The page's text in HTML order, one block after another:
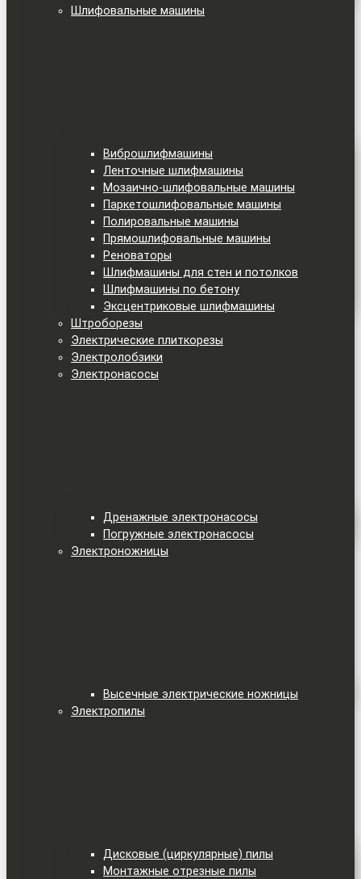
Шлифовальные машины
Виброшлифмашины
Ленточные шлифмашины
Мозаично-шлифовальные машины
Паркетошлифовальные машины
Полировальные машины
Прямошлифовальные машины
Реноваторы
Шлифмашины для стен и потолков
Шлифмашины по бетону
Эксцентриковые шлифмашины
Штроборезы
Электрические плиткорезы
Электролобзики
Электронасосы
Дренажные электронасосы
Погружные электронасосы
Электроножницы
Высечные электрические ножницы
Электропилы
Дисковые (циркулярные) пилы
Монтажные отрезные пилы